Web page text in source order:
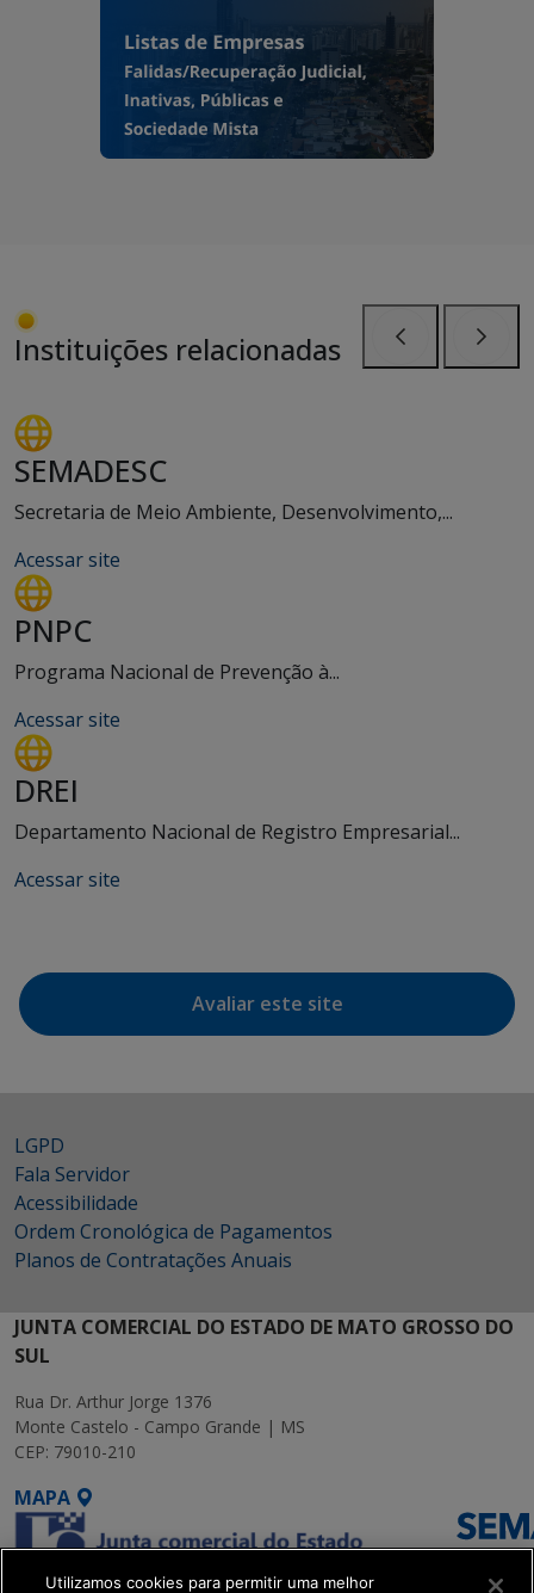
Instituições relacionadas
SEMADESC
Secretaria de Meio Ambiente, Desenvolvimento,...
Acessar site
PNPC
Programa Nacional de Prevenção à...
Acessar site
DREI
Departamento Nacional de Registro Empresarial...
Acessar site
Avaliar este site
LGPD
Fala Servidor
Acessibilidade
Ordem Cronológica de Pagamentos
Planos de Contratações Anuais
JUNTA COMERCIAL DO ESTADO DE MATO GROSSO DO
SUL
Rua Dr. Arthur Jorge 1376
Monte Castelo - Campo Grande | MS
CEP: 79010-210
MAPA
Utilizamos cookies para permitir uma melhor